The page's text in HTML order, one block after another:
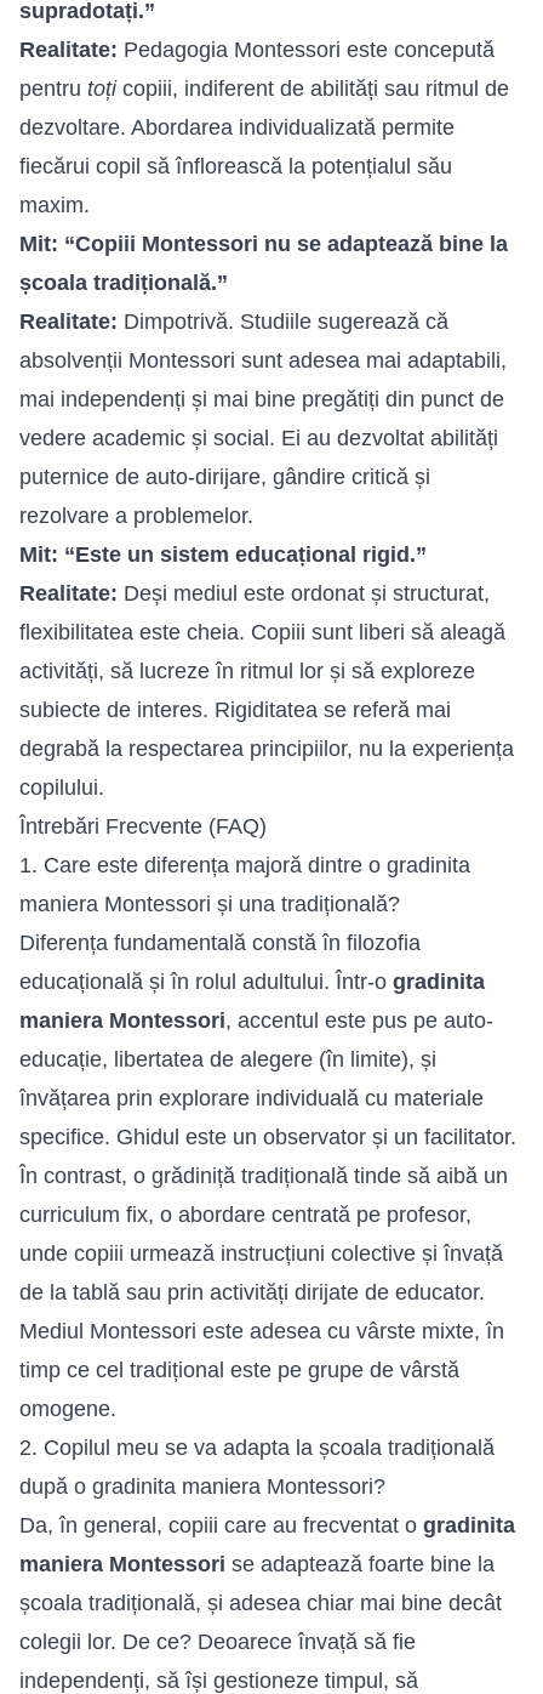
supradotați.”
Realitate: Pedagogia Montessori este concepută
pentru toțicopiii, indiferent de abilități sau ritmul de
dezvoltare. Abordarea individualizată permite
fiecărui copil să înflorească la potențialul său
maxim.
Mit: “Copiii Montessori nu se adaptează bine la
școala tradițională.”
Realitate: Dimpotrivă. Studiile sugerează că
absolvenții Montessori sunt adesea mai adaptabili,
mai independenți și mai bine pregătiți din punct de
vedere academic și social. Ei au dezvoltat abilități
puternice de auto-dirijare, gândire critică și
rezolvare a problemelor.
Mit: “Este un sistem educațional rigid.”
Realitate: Deși mediul este ordonat și structurat,
flexibilitatea este cheia. Copiii sunt liberi să aleagă
activități, să lucreze în ritmul lor și să exploreze
subiecte de interes. Rigiditatea se referă mai
degrabă la respectarea principiilor, nu la experiența
copilului.
Întrebări Frecvente (FAQ)
1. Care este diferența majoră dintre o gradinita
maniera Montessori și una tradițională?
Diferența fundamentală constă în filozofia
educațională și în rolul adultului. Într-o gradinita
maniera Montessori, accentul este pus pe auto-
educație, libertatea de alegere (în limite), și
învățarea prin explorare individuală cu materiale
specifice. Ghidul este un observator și un facilitator.
În contrast, o grădiniță tradițională tinde să aibă un
curriculum fix, o abordare centrată pe profesor,
unde copiii urmează instrucțiuni colective și învață
de la tablă sau prin activități dirijate de educator.
Mediul Montessori este adesea cu vârste mixte, în
timp ce cel tradițional este pe grupe de vârstă
omogene.
2. Copilul meu se va adapta la școala tradițională
după o gradinita maniera Montessori?
Da, în general, copiii care au frecventat o gradinita
maniera Montessori se adaptează foarte bine la
școala tradițională, și adesea chiar mai bine decât
colegii lor. De ce? Deoarece învață să fie
independenți, să își gestioneze timpul, să